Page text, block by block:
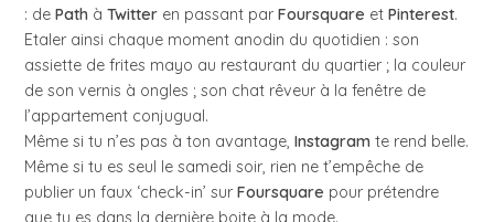
: dePath àTwitter en passant parFoursquare etPinterest.
Etaler ainsi chaque moment anodin du quotidien : son
assiette de frites mayo au restaurant du quartier ; la couleur
de son vernis à ongles ; son chat rêveur à la fenêtre de
l’appartement conjugual.
Même si tu n’es pas à ton avantage,Instagram te rend belle.
Même si tu es seul le samedi soir, rien ne t’empêche de
publier un faux ‘check-in’ surFoursquare pour prétendre
que tu es dans la dernière boite à la mode.